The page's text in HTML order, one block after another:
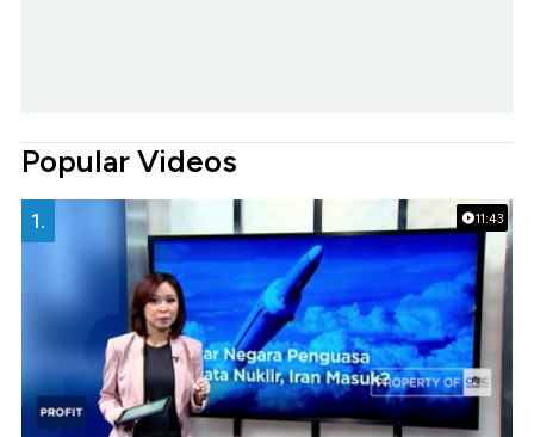
Popular Videos
11:43
1.